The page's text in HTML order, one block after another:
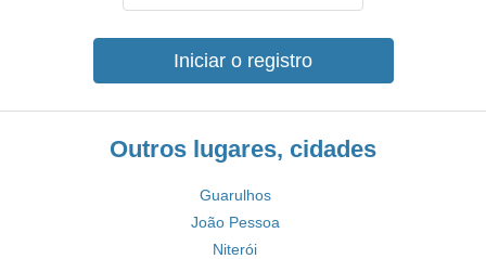
Iniciar o registro
Outros lugares, cidades
Guarulhos
João Pessoa
Niterói